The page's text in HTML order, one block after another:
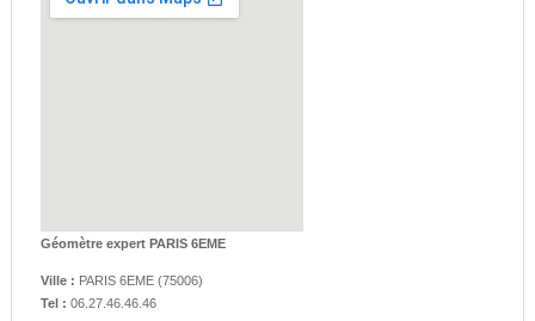
Géomètre expert PARIS 6EME
Ville : PARIS 6EME(75006)
Tel : 06.27.46.46.46